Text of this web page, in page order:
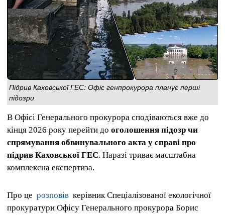
Підрив Каховської ГЕС: Офіс генпрокурора планує перші
підозри
В Офісі Генерального прокурора сподіваються вже до
кінця 2026 року перейти до оголошення підозр чи
спрямування обвинувального акта у справі про
підрив Каховської ГЕС. Наразі триває масштабна
комплексна експертиза.
Про це розповів керівник Спеціалізованої екологічної
прокуратури Офісу Генерального прокурора Борис